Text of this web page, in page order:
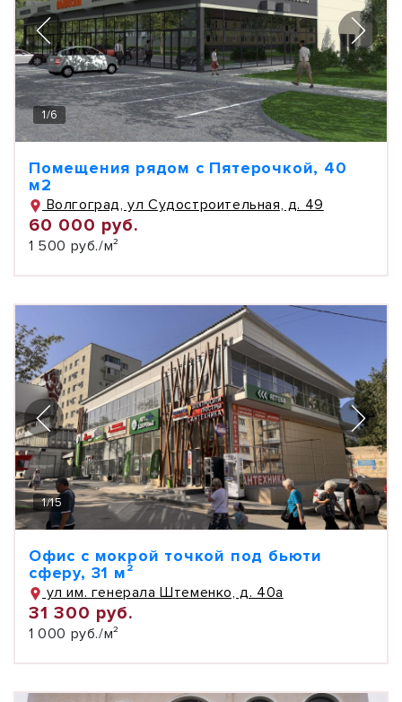
1/6
Помещения рядом с Пятерочкой, 40
м2
Волгоград, ул Судостроительная, д. 49
60 000 руб.
1 500 руб./м²
1/15
Офис с мокрой точкой под бьюти
сферу, 31 м²
ул им. генерала Штеменко, д. 40а
31 300 руб.
1 000 руб./м²